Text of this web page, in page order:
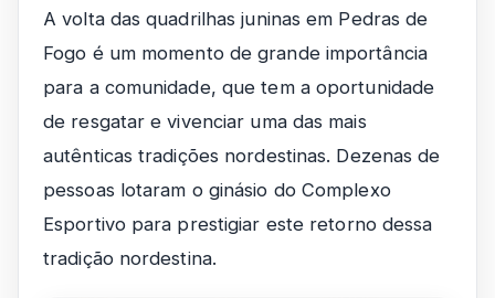
A volta das quadrilhas juninas em Pedras de
Fogo é um momento de grande importância
para a comunidade, que tem a oportunidade
de resgatar e vivenciar uma das mais
autênticas tradições nordestinas. Dezenas de
pessoas lotaram o ginásio do Complexo
Esportivo para prestigiar este retorno dessa
tradição nordestina.